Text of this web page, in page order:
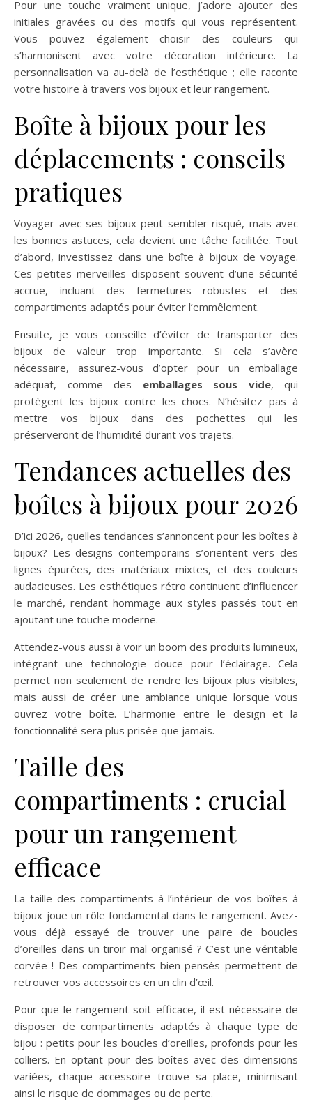
Pour une touche vraiment unique, j’adore ajouter des
initiales gravées ou des motifs qui vous représentent.
Vous pouvez également choisir des couleurs qui
s’harmonisent avec votre décoration intérieure. La
personnalisation va au-delà de l’esthétique ; elle raconte
votre histoire à travers vos bijoux et leur rangement.
Boîte à bijoux pour les
déplacements : conseils
pratiques
Voyager avec ses bijoux peut sembler risqué, mais avec
les bonnes astuces, cela devient une tâche facilitée. Tout
d’abord, investissez dans une boîte à bijoux de voyage.
Ces petites merveilles disposent souvent d’une sécurité
accrue, incluant des fermetures robustes et des
compartiments adaptés pour éviter l’emmêlement.
Ensuite, je vous conseille d’éviter de transporter des
bijoux de valeur trop importante. Si cela s’avère
nécessaire, assurez-vous d’opter pour un emballage
adéquat, comme des emballages sous vide, qui
protègent les bijoux contre les chocs. N’hésitez pas à
mettre vos bijoux dans des pochettes qui les
préserveront de l’humidité durant vos trajets.
Tendances actuelles des
boîtes à bijoux pour 2026
D’ici 2026, quelles tendances s’annoncent pour les boîtes à
bijoux? Les designs contemporains s’orientent vers des
lignes épurées, des matériaux mixtes, et des couleurs
audacieuses. Les esthétiques rétro continuent d’influencer
le marché, rendant hommage aux styles passés tout en
ajoutant une touche moderne.
Attendez-vous aussi à voir un boom des produits lumineux,
intégrant une technologie douce pour l’éclairage. Cela
permet non seulement de rendre les bijoux plus visibles,
mais aussi de créer une ambiance unique lorsque vous
ouvrez votre boîte. L’harmonie entre le design et la
fonctionnalité sera plus prisée que jamais.
Taille des
compartiments : crucial
pour un rangement
efficace
La taille des compartiments à l’intérieur de vos boîtes à
bijoux joue un rôle fondamental dans le rangement. Avez-
vous déjà essayé de trouver une paire de boucles
d’oreilles dans un tiroir mal organisé ? C’est une véritable
corvée ! Des compartiments bien pensés permettent de
retrouver vos accessoires en un clin d’œil.
Pour que le rangement soit efficace, il est nécessaire de
disposer de compartiments adaptés à chaque type de
bijou : petits pour les boucles d’oreilles, profonds pour les
colliers. En optant pour des boîtes avec des dimensions
variées, chaque accessoire trouve sa place, minimisant
ainsi le risque de dommages ou de perte.